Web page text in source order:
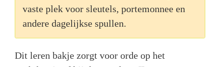
vaste plek voor sleutels, portemonnee en
andere dagelijkse spullen.
Dit leren bakje zorgt voor orde op het